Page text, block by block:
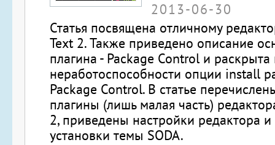
2013-06-30
Статья посвящена отличному
Text 2. Также приведено описание
плагина - Package Control и
неработоспособности опции install
Package Control. В статье
плагины (лишь малая часть)
2, приведены настройки редактора
установки темы SODA.